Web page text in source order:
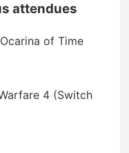
attendues
of Time
4 (Switch